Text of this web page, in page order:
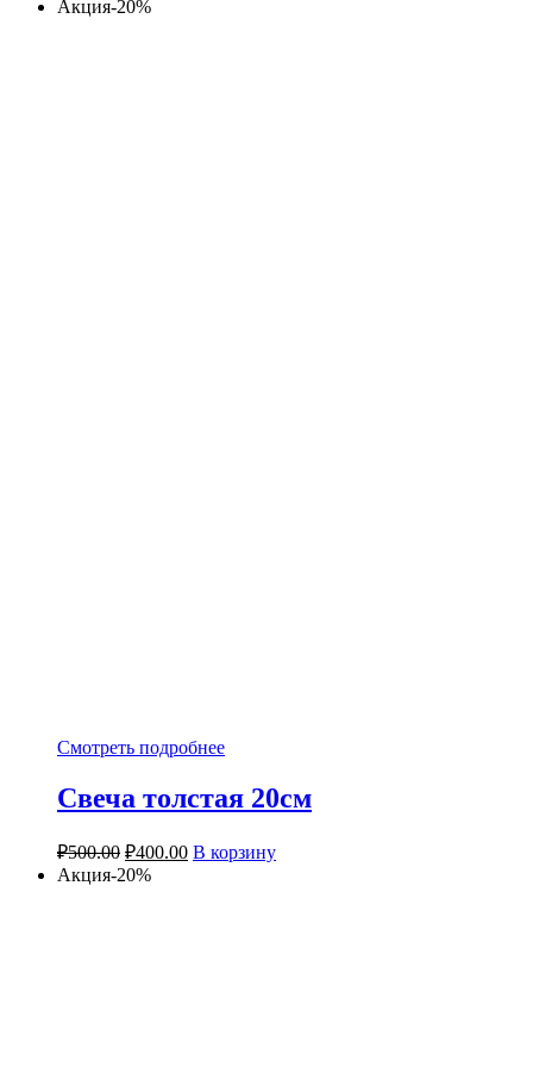
Акция-20%
Смотреть подробнее
Свеча толстая 20см
₽500.00 ₽400.00 В корзину
Акция-20%